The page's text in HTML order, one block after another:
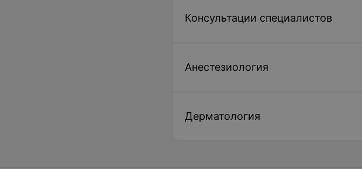
Консультации специалистов
Анестезиология
Дерматология